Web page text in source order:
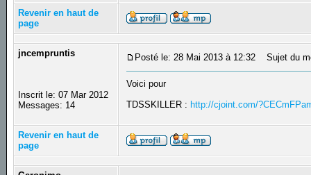
Revenir en haut de
page
jncempruntis
Inscrit le: 07 Mar 2012
Messages: 14
Posté le: 28 Mai 2013 à 12:32 Sujet du
Voici pour
TDSSKILLER : http://cjoint.com/
Revenir en haut de
page